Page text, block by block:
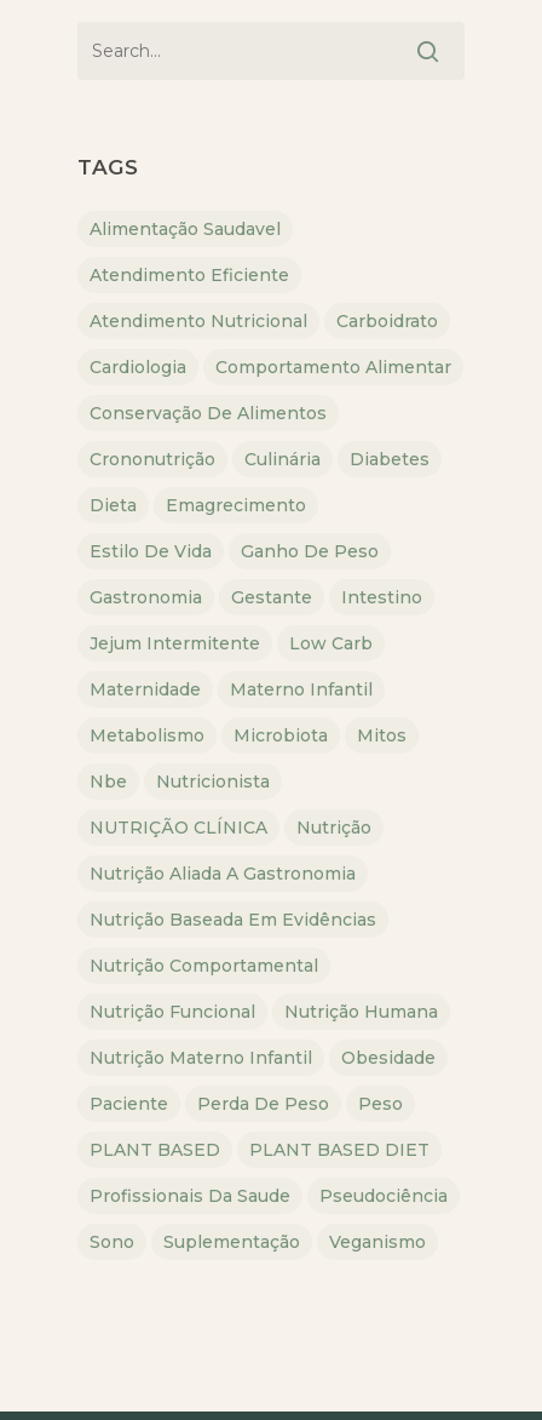
TAGS
Alimentação Saudavel
Atendimento Eficiente
Atendimento Nutricional Carboidrato
Cardiologia Comportamento Alimentar
Conservação De Alimentos
Crononutrição Culinária Diabetes
Dieta Emagrecimento
Estilo De Vida Ganho De Peso
Gastronomia Gestante Intestino
Jejum Intermitente Low Carb
Maternidade Materno Infantil
Metabolismo Microbiota Mitos
Nbe Nutricionista
NUTRIÇÃO CLÍNICA Nutrição
Nutrição Aliada A Gastronomia
Nutrição Baseada Em Evidências
Nutrição Comportamental
Nutrição Funcional Nutrição Humana
Nutrição Materno Infantil Obesidade
Paciente Perda De Peso Peso
PLANT BASED PLANT BASED DIET
Profissionais Da Saude Pseudociência
Sono Suplementação Veganismo